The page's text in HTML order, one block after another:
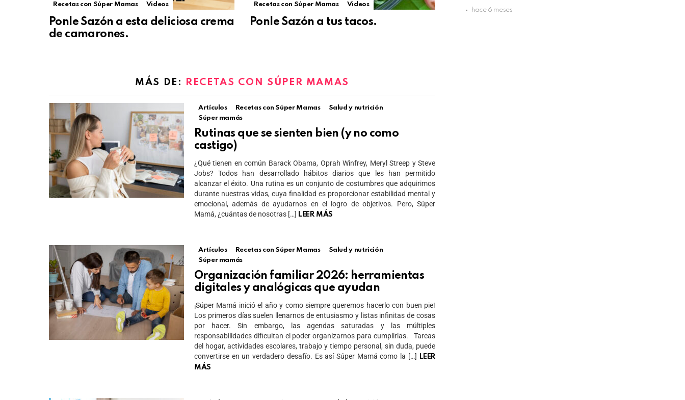
Recetas con Súper Mamas Videos
Ponle Sazón a esta deliciosa crema
de camarones.
Recetas con Súper Mamas Videos
Ponle Sazón a tus tacos.
MÁS DE: RECETAS CON SÚPER MAMAS
Artículos Recetas con Súper Mamas
Salud y nutrición
Súper mamás
Rutinas que se sienten bien (y no como
castigo)
¿Qué tienen en común Barack Obama, Oprah Winfrey, Meryl Streep y Steve
Jobs? Todos han desarrollado hábitos diarios que les han permitido
alcanzar el éxito. Una rutina es un conjunto de costumbres que adquirimos
durante nuestras vidas, cuya finalidad es proporcionar estabilidad mental y
emocional, además de ayudarnos en el logro de objetivos. Pero, Súper
Mamá, ¿cuántas de nosotras […] LEER MÁS
Artículos Recetas con Súper Mamas
Salud y nutrición
Súper mamás
Organización familiar 2026: herramientas
digitales y analógicas que ayudan
¡Súper Mamá inició el año y como siempre queremos hacerlo con buen pie!
Los primeros días suelen llenarnos de entusiasmo y listas infinitas de cosas
por hacer. Sin embargo, las agendas saturadas y las múltiples
responsabilidades dificultan el poder organizarnos para cumplirlas. Tareas
del hogar, actividades escolares, trabajo y tiempo personal, sin duda, puede
convertirse en un verdadero desafío. Es así Súper Mamá como la […]
LEER
MÁS
hace 6 meses